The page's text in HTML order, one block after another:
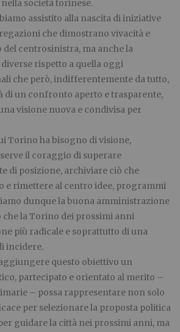
società torinese.
assistito alla nascita di iniziative
che dimostrano vivacità e
centrosinistra, ma anche la
rispetto a quella oggi
che però, indifferentemente da tutto,
di un confronto aperto e trasparente,
visione nuova e condivisa per
Torino ha bisogno di visione,
il coraggio di superare
di posizione, archiviare ciò che
e rimettere al centro idee, programmi
dunque la buona amministrazione
che la Torino dei prossimi anni
più radicale e soprattutto di una
incidere.
questo obiettivo un
partecipato e orientato al merito –
– possa rappresentare non solo
per selezionare la proposta politica
guidare la città nei prossimi anni, ma